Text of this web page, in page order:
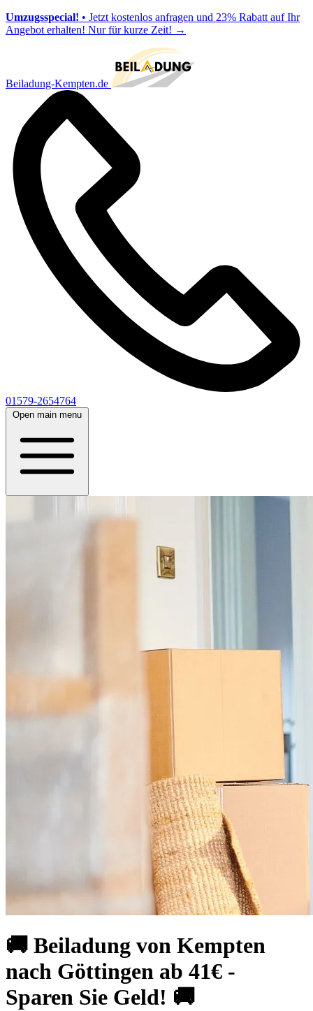
Umzugsspecial! • Jetzt kostenlos anfragen und 23% Rabatt auf Ihr
Angebot erhalten! Nur für kurze Zeit! →
Beiladung-Kempten.de
01579-2654764
Open main menu
🚚 Beiladung von Kempten
nach Göttingen ab 41€ -
Sparen Sie Geld! 🚚